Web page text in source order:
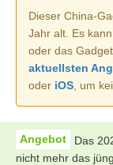
Dieser China-
Jahr alt. Es
oder das
aktuellsten
oder iOS , um
Das
nicht mehr das